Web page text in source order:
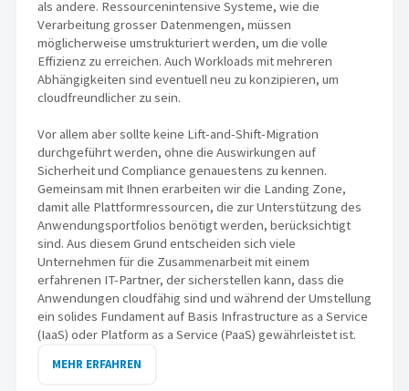
als andere. Ressourcenintensive Systeme, wie die
Verarbeitung grosser Datenmengen, müssen
möglicherweise umstrukturiert werden, um die volle
Effizienz zu erreichen. Auch Workloads mit mehreren
Abhängigkeiten sind eventuell neu zu konzipieren, um
cloudfreundlicher zu sein.
Vor allem aber sollte keine Lift-and-Shift-Migration
durchgeführt werden, ohne die Auswirkungen auf
Sicherheit und Compliance genauestens zu kennen.
Gemeinsam mit Ihnen erarbeiten wir die Landing Zone,
damit alle Plattformressourcen, die zur Unterstützung des
Anwendungsportfolios benötigt werden, berücksichtigt
sind. Aus diesem Grund entscheiden sich viele
Unternehmen für die Zusammenarbeit mit einem
erfahrenen IT-Partner, der sicherstellen kann, dass die
Anwendungen cloudfähig sind und während der Umstellung
ein solides Fundament auf Basis Infrastructure as a Service
(IaaS) oder Platform as a Service (PaaS) gewährleistet ist.
MEHR ERFAHREN